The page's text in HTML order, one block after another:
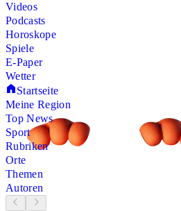
Videos
Podcasts
Horoskope
Spiele
E-Paper
Wetter
Startseite
Meine Region
Top News
Sport
Rubriken
Orte
Themen
Autoren